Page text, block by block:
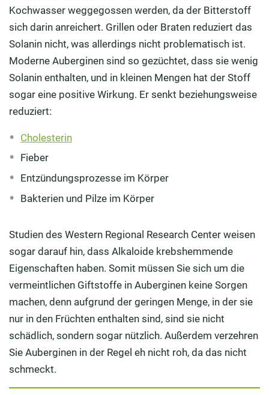
Kochwasser weggegossen werden, da der Bitterstoff
sich darin anreichert. Grillen oder Braten reduziert das
Solanin nicht, was allerdings nicht problematisch ist.
Moderne Auberginen sind so gezüchtet, dass sie wenig
Solanin enthalten, und in kleinen Mengen hat der Stoff
sogar eine positive Wirkung. Er senkt beziehungsweise
reduziert:
Cholesterin
Fieber
Entzündungsprozesse im Körper
Bakterien und Pilze im Körper
Studien des Western Regional Research Center weisen
sogar darauf hin, dass Alkaloide krebshemmende
Eigenschaften haben. Somit müssen Sie sich um die
vermeintlichen Giftstoffe in Auberginen keine Sorgen
machen, denn aufgrund der geringen Menge, in der sie
nur in den Früchten enthalten sind, sind sie nicht
schädlich, sondern sogar nützlich. Außerdem verzehren
Sie Auberginen in der Regel eh nicht roh, da das nicht
schmeckt.